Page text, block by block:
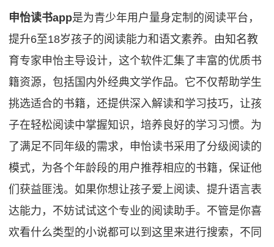
申怡读书app是为青少年用户量身定制的阅读平台，
提升6至18岁孩子的阅读能力和语文素养。由知名教
育专家申怡主导设计，这个软件汇集了丰富的优质书
籍资源，包括国内外经典文学作品。它不仅帮助学生
挑选适合的书籍，还提供深入解读和学习技巧，让孩
子在轻松阅读中掌握知识，培养良好的学习习惯。为
了满足不同年级的需求，申怡读书采用了分级阅读的
模式，为各个年龄段的用户推荐相应的书籍，保证他
们获益匪浅。如果你想让孩子爱上阅读、提升语言表
达能力，不妨试试这个专业的阅读助手。不管是你喜
欢看什么类型的小说都可以到这里来进行搜索，不同